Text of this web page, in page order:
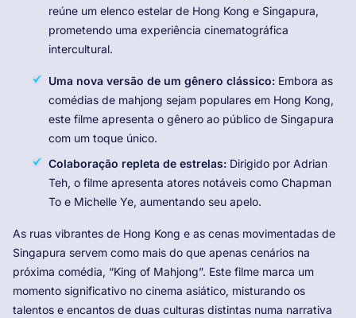
reúne um elenco estelar de Hong Kong e Singapura,
prometendo uma experiência cinematográfica
intercultural.
Uma nova versão de um gênero clássico:Embora as
comédias de mahjong sejam populares em Hong Kong,
este filme apresenta o gênero ao público de Singapura
com um toque único.
Colaboração repleta de estrelas:Dirigido por Adrian
Teh, o filme apresenta atores notáveis ​​como Chapman
To e Michelle Ye, aumentando seu apelo.
As ruas vibrantes de Hong Kong e as cenas movimentadas de
Singapura servem como mais do que apenas cenários na
próxima comédia, “King of Mahjong”. Este filme marca um
momento significativo no cinema asiático, misturando os
talentos e encantos de duas culturas distintas numa narrativa